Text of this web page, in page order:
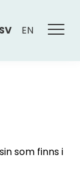
SV EN
som finns i